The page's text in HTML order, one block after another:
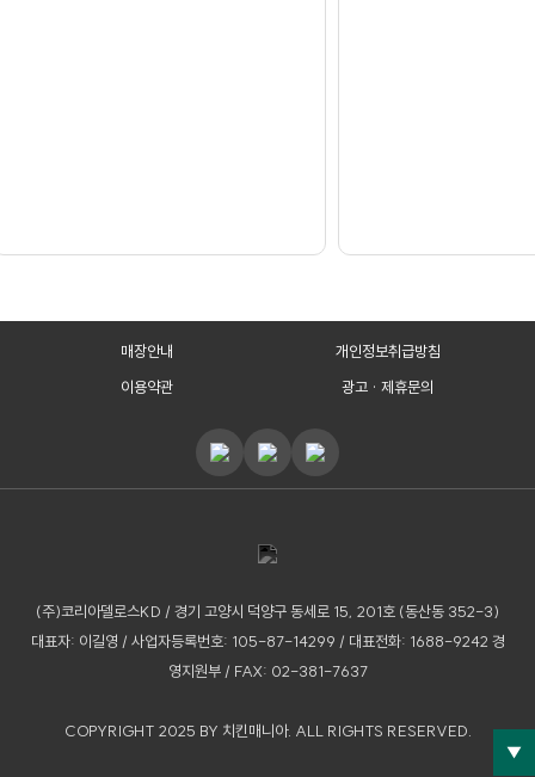
매장안내
개인정보취급방침
이용약관
광고 · 제휴문의
(주)코리아델로스KD / 경기 고양시 덕양구 동세로 15, 201호 (동산동 352-3)
대표자: 이길영 / 사업자등록번호: 105-87-14299 / 대표전화: 1688-9242 경
영지원부 / FAX: 02-381-7637
COPYRIGHT 2025 BY 치킨매니아. ALL RIGHTS RESERVED.
▼